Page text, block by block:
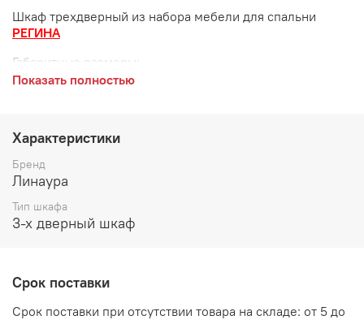
Шкаф трехдверный из набора мебели для спальни
РЕГИНА
Габаритные размеры:
высота 2300 мм
Возможные расцветки:
ЛДСП Анкор светлый, вставка Венге
ЛДСП Дуб Самдал, вставка Венге
Производитель:
Показать полностью
Характеристики
Бренд
Линаура
Тип шкафа
3-х дверный шкаф
Срок поставки
Срок поставки при отсутствии товара на складе: от 5 до